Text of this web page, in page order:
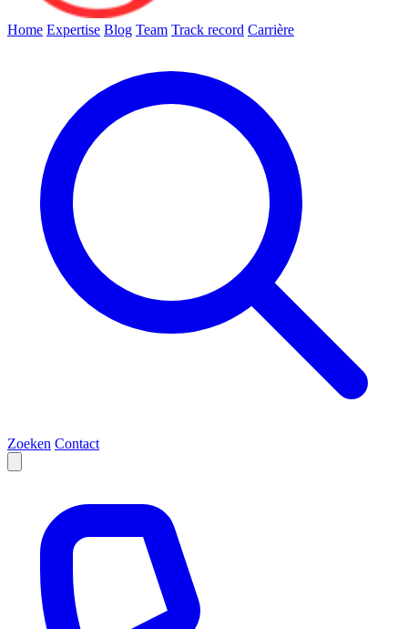
Home Expertise Blog Team Track record Carrière
Zoeken Contact